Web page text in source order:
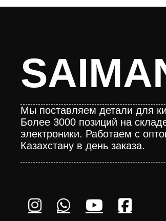
Мы поставляем детали для
Более 3000 позиций на
электроники. Работаем с
Казахстану в день заказа.